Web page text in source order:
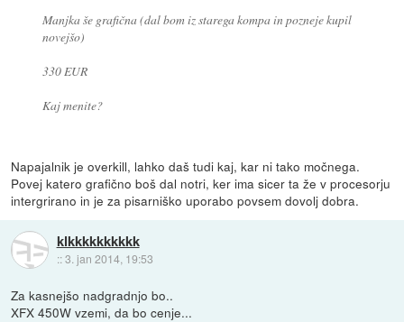
Manjka še grafična (dal bom iz starega kompa in pozneje kupil
novejšo)
330 EUR
Kaj menite?
Napajalnik je overkill, lahko daš tudi kaj, kar ni tako močnega.
Povej katero grafično boš dal notri, ker ima sicer ta že v procesorju
intergrirano in je za pisarniško uporabo povsem dovolj dobra.
klkkkkkkkkkk
::3. jan 2014, 19:53
Za kasnejšo nadgradnjo bo..
XFX 450W vzemi, da bo cenje...